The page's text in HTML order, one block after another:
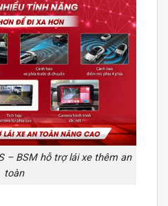
– BSM hỗ trợ lái xe thêm an
toàn